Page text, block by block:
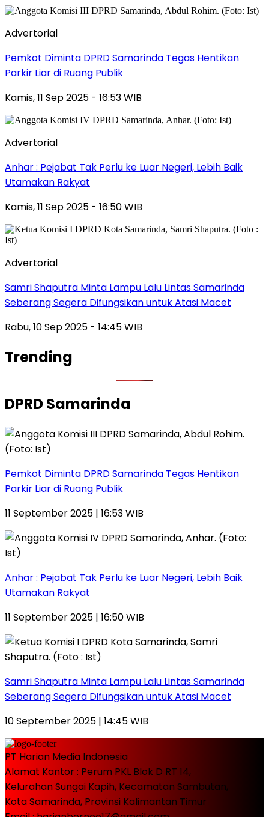
Advertorial
Pemkot Diminta DPRD Samarinda Tegas Hentikan
Parkir Liar di Ruang Publik
Kamis, 11 Sep 2025 - 16:53 WIB
Advertorial
Anhar : Pejabat Tak Perlu ke Luar Negeri, Lebih Baik
Utamakan Rakyat
Kamis, 11 Sep 2025 - 16:50 WIB
Advertorial
Samri Shaputra Minta Lampu Lalu Lintas Samarinda
Seberang Segera Difungsikan untuk Atasi Macet
Rabu, 10 Sep 2025 - 14:45 WIB
Trending
DPRD Samarinda
Pemkot Diminta DPRD Samarinda Tegas Hentikan
Parkir Liar di Ruang Publik
11 September 2025 | 16:53 WIB
Anhar : Pejabat Tak Perlu ke Luar Negeri, Lebih Baik
Utamakan Rakyat
11 September 2025 | 16:50 WIB
Samri Shaputra Minta Lampu Lalu Lintas Samarinda
Seberang Segera Difungsikan untuk Atasi Macet
10 September 2025 | 14:45 WIB
PT Harian Media Indonesia
Alamat Kantor : Perum PKL Blok D RT 14,
Kelurahan Sungai Kapih, Kecamatan Sambutan,
Kota Samarinda, Provinsi Kalimantan Timur